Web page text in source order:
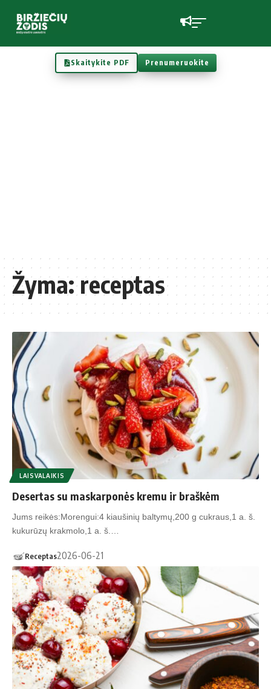
Skaitykite PDF Prenumeruokite
Žyma:receptas
LAISVALAIKIS
Desertas su maskarponės kremu ir braškėm
Jums reikės:Morengui:4 kiaušinių baltymų,200 g cukraus,1 a. š.
kukurūzų krakmolo,1 a. š.…
Receptas2026-06-21